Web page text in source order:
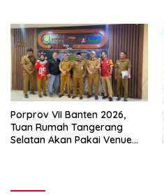
Porprov VII Banten 2026,
Tuan Rumah Tangerang
Selatan Akan Pakai Venue